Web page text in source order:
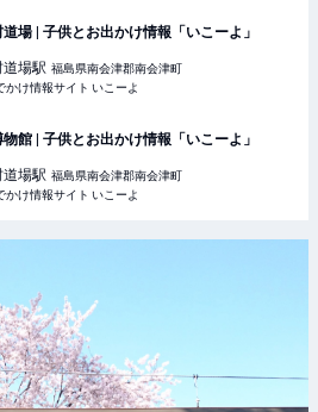
場 | 子供とお出かけ情報「いこーよ」
道場駅 福島県南会津郡南会津町
かけ情報サイト いこーよ
館 | 子供とお出かけ情報「いこーよ」
道場駅 福島県南会津郡南会津町
かけ情報サイト いこーよ